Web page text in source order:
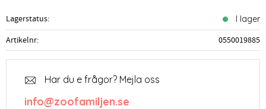
Lagerstatus I lager
Artikelnr 0550019885
Har du e frågor? Mejla oss
info@zoofamiljen.se